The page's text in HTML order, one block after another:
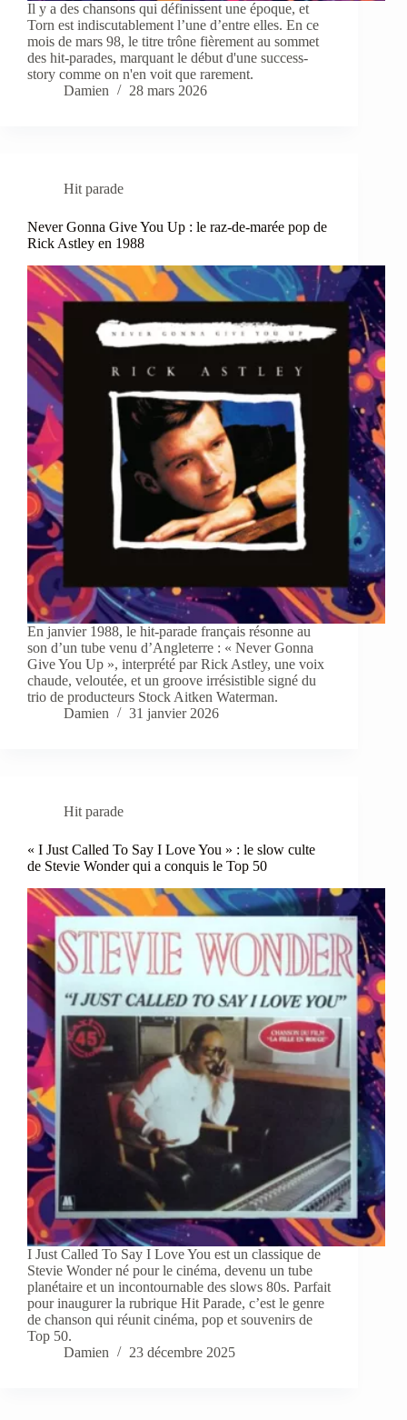
Il y a des chansons qui définissent une époque, et
Torn est indiscutablement l’une d’entre elles. En ce
mois de mars 98, le titre trône fièrement au sommet
des hit-parades, marquant le début d'une success-
story comme on n'en voit que rarement.
Damien
28 mars 2026
Hit parade
Never Gonna Give You Up : le raz-de-marée pop de
Rick Astley en 1988
En janvier 1988, le hit-parade français résonne au
son d’un tube venu d’Angleterre : « Never Gonna
Give You Up », interprété par Rick Astley, une voix
chaude, veloutée, et un groove irrésistible signé du
trio de producteurs Stock Aitken Waterman.
Damien
31 janvier 2026
Hit parade
« I Just Called To Say I Love You » : le slow culte
de Stevie Wonder qui a conquis le Top 50
I Just Called To Say I Love You est un classique de
Stevie Wonder né pour le cinéma, devenu un tube
planétaire et un incontournable des slows 80s. Parfait
pour inaugurer la rubrique Hit Parade, c’est le genre
de chanson qui réunit cinéma, pop et souvenirs de
Top 50.
Damien
23 décembre 2025